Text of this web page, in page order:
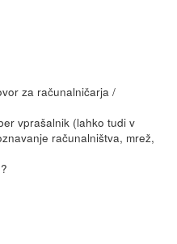
za računalničarja /
vprašalnik (lahko tudi v
računalništva, mrež,